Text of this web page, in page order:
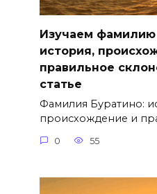
Изучаем фамилию
история,
правильное
статье
Фамилия Буратино:
происхождение и
0 55